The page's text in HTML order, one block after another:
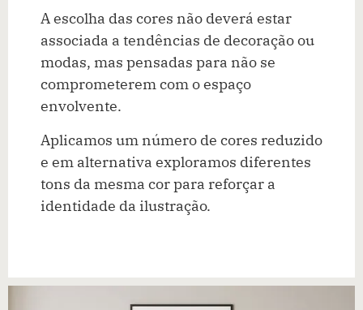
A escolha das cores não deverá estar
associada a tendências de decoração ou
modas, mas pensadas para não se
comprometerem com o espaço
envolvente.
Aplicamos um número de cores reduzido
e em alternativa exploramos diferentes
tons da mesma cor para reforçar a
identidade da ilustração.